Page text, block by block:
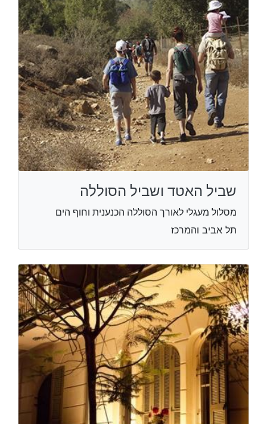
שביל האטד ושביל הסוללה
מסלול מעגלי לאורך הסוללה הכנענית וחוף הים
תל אביב והמרכז